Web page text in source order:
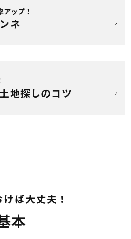
ップ！
ネ
土地探しのコツ
ば大丈夫！
本